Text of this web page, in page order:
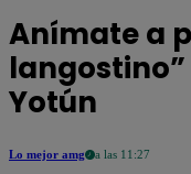
Anímate a
Yotún
Lo mejor amg a las 11:27